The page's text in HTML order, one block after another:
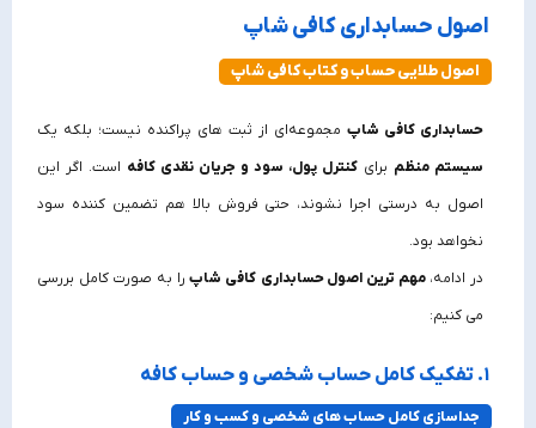
اصول حسابداری کافی شاپ
اصول طلایی حساب و کتاب کافی شاپ
حسابداری کافی شاپ مجموعه‌ای از ثبت‌ های پراکنده نیست؛ بلکه یک
سیستم منظم برای کنترل پول، سود و جریان نقدی کافه است. اگر این
اصول به‌ درستی اجرا نشوند، حتی فروش بالا هم تضمین‌ کننده سود
نخواهد بود.
در ادامه،مهم‌ ترین اصول حسابداری کافی شاپرا به‌ صورت کامل بررسی
می‌ کنیم:
۱. تفکیک کامل حساب شخصی و حساب کافه
جداسازی کامل حساب‌ های شخصی و کسب‌ و کار